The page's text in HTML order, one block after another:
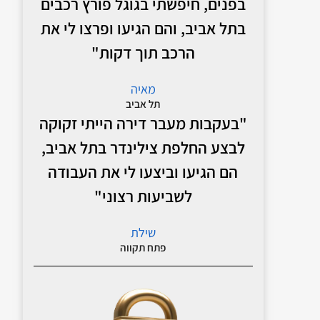
בתל אביב, והם הגיעו ופרצו לי את
הרכב תוך דקות"
מאיה
תל אביב
"בעקבות מעבר דירה הייתי זקוקה
לבצע החלפת צילינדר בתל אביב,
הם הגיעו וביצעו לי את העבודה
לשביעות רצוני"
שילת
פתח תקווה